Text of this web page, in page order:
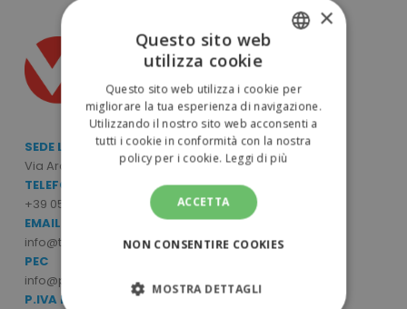
SEDE LEGALE E OPERATIVA
Via Archimede Bellatalla, 7/9 - 56121 Ospedaletto (PI)
TELEFONO
+39 050 6390770
EMAIL
info@tuttodapersonalizzare.it
PEC
info@pec.mcpromo.it
P.IVA E CODICE FISCALE
ENGLISH
×
Questo sito web
utilizza cookie
Questo sito web utilizza i cookie per
migliorare la tua esperienza di navigazione.
Utilizzando il nostro sito web acconsenti a
tutti i cookie in conformità con la nostra
policy per i cookie. Leggi di più
ACCETTA
NON CONSENTIRE COOKIES
MOSTRA DETTAGLI